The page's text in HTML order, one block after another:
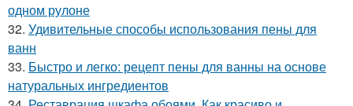
одном рулоне
32. Удивительные способы использования пены для
ванн
33. Быстро и легко: рецепт пены для ванны на основе
натуральных ингредиентов